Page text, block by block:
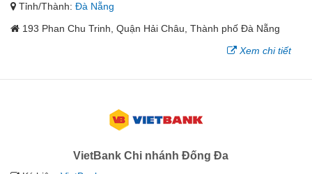
Tỉnh/Thành: Đà Nẵng
193 Phan Chu Trinh, Quận Hải Châu, Thành phố Đà Nẵng
Xem chi tiết
VietBank Chi nhánh Đống Đa